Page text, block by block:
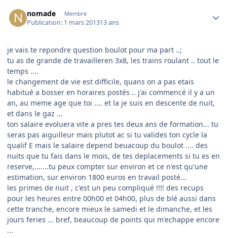
nomade Membre
Publication: 1 mars 201313 ans
je vais te repondre question boulot pour ma part ..;
tu as de grande de travailleren 3x8, les trains roulant .. tout le
temps ....
le changement de vie est difficile, quans on a pas etais
habitué a bosser en horaires postés .. j'ai commencé il y a un
an, au meme age que toi .... et la je suis en descente de nuit,
et dans le gaz ...
ton salaire evoluera vite a pres tes deux ans de formation... tu
seras pas aiguilleur mais plutot ac si tu valides ton cycle la
qualif E mais le salaire depend beuacoup du boulot .... des
nuits que tu fais dans le mois, de tes deplacements si tu es en
reserve,.......tu peux compter sur environ et ce n'est qu'une
estimation, sur environ 1800 euros en travail posté...
les primes de nuit , c'est un peu compliqué !!!! des recups
pour les heures entre 00h00 et 04h00, plus de blé aussi dans
cette tranche, encore mieux le samedi et le dimanche, et les
jours feries ... bref, beaucoup de points qui m'echappe encore
...